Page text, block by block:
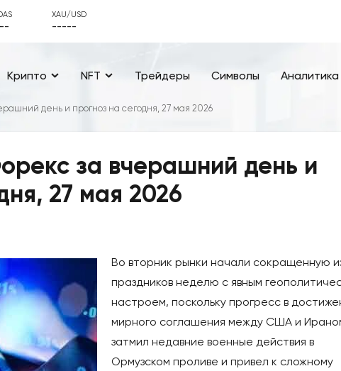
XAU/USD
-----
Крипто NFT Трейдеры Символы Аналитика
день и прогноз на сегодня, 27 мая 2026
за вчерашний день и
27 мая 2026
Во вторник рынки начали сокращенную
праздников неделю с явным
настроем, поскольку прогресс в
мирного соглашения между США и
затмил недавние военные действия в
Ормузском проливе и привел к сложному